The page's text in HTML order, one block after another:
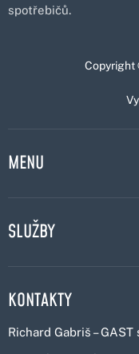
spotřebičů.
Copyright
MENU
SLUŽBY
KONTAKTY
Richard Gabriš – GAST